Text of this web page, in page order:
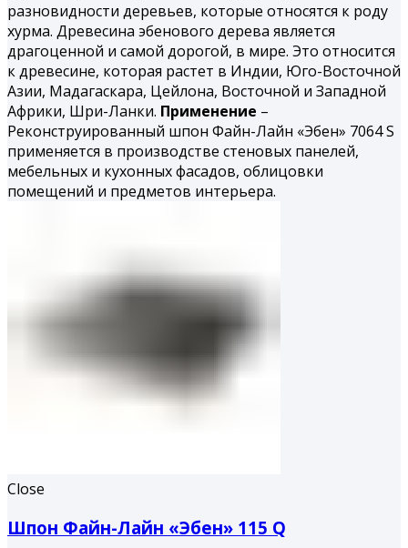
разновидности деревьев, которые относятся к роду
хурма. Древесина эбенового дерева является
драгоценной и самой дорогой, в мире. Это относится
к древесине, которая растет в Индии, Юго-Восточной
Азии, Мадагаскара, Цейлона, Восточной и Западной
Африки, Шри-Ланки. Применение –
Реконструированный шпон Файн-Лайн «Эбен» 7064 S
применяется в производстве стеновых панелей,
мебельных и кухонных фасадов, облицовки
помещений и предметов интерьера.
Close
Шпон Файн-Лайн «Эбен» 115 Q